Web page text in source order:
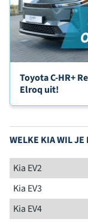
Toyota C-HR+
Elroq uit!
WELKE KIA WIL JE
Kia EV2
Kia EV3
Kia EV4